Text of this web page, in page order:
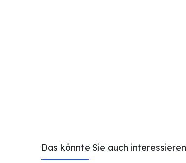
Das könnte Sie auch interessieren